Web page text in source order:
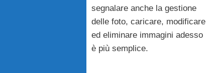
segnalare anche la gestione
delle foto, caricare, modificare
ed eliminare immagini adesso
è più semplice.